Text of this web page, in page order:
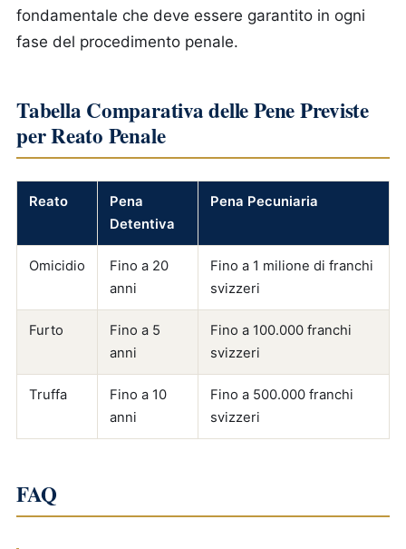
fondamentale che deve essere garantito in ogni
fase del procedimento penale.
Tabella Comparativa delle Pene Previste
per Reato Penale
Reato
Pena
Detentiva
Pena Pecuniaria
Omicidio
Fino a 20
anni
Fino a 1 milione di franchi
svizzeri
Furto
Fino a 5
anni
Fino a 100.000 franchi
svizzeri
Truffa
Fino a 10
anni
Fino a 500.000 franchi
svizzeri
FAQ